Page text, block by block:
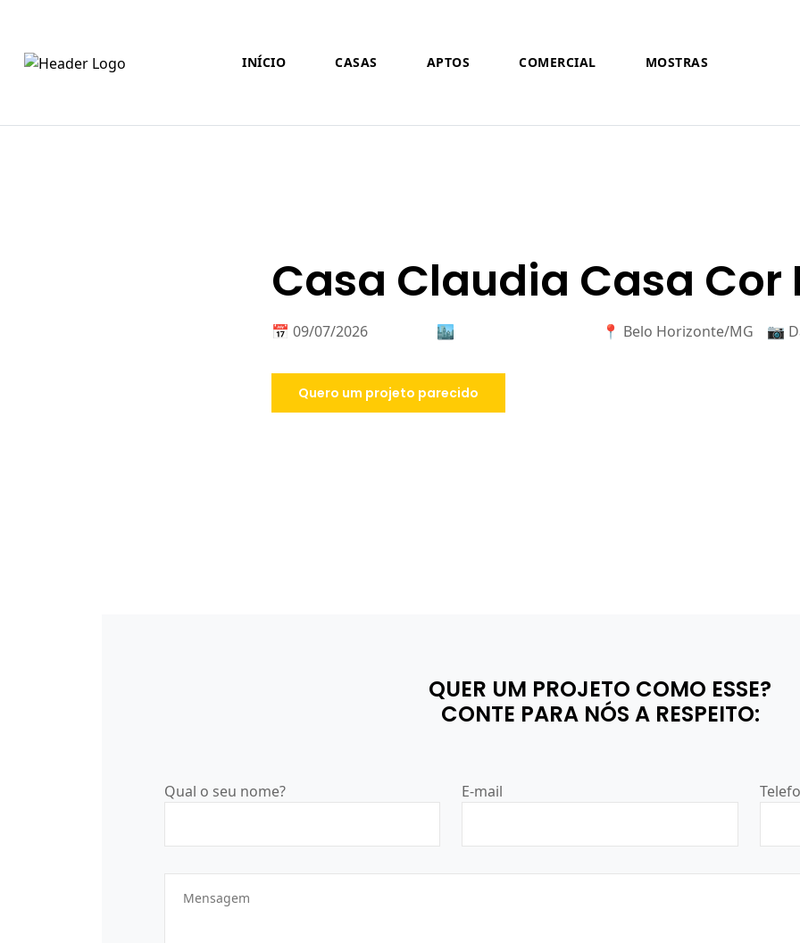
INÍCIO CASAS APTOS COMERCIAL MOSTRAS
Casa Claudia Casa Cor
📅 09/07/2026 🏙️ 📍 Belo Horizonte/MG 📷
Quero um projeto parecido
QUER UM PROJETO COMO ESSE?
CONTE PARA NÓS A RESPEITO:
Qual o seu nome? E-mail